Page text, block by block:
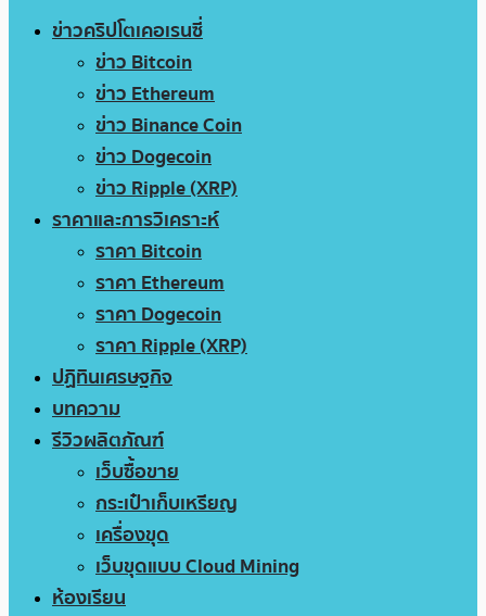
ข่าวคริปโตเคอเรนซี่
ข่าว Bitcoin
ข่าว Ethereum
ข่าว Binance Coin
ข่าว Dogecoin
ข่าว Ripple (XRP)
ราคาและการวิเคราะห์
ราคา Bitcoin
ราคา Ethereum
ราคา Dogecoin
ราคา Ripple (XRP)
ปฏิทินเศรษฐกิจ
บทความ
รีวิวผลิตภัณฑ์
เว็บซื้อขาย
กระเป๋าเก็บเหรียญ
เครื่องขุด
เว็บขุดแบบ Cloud Mining
ห้องเรียน